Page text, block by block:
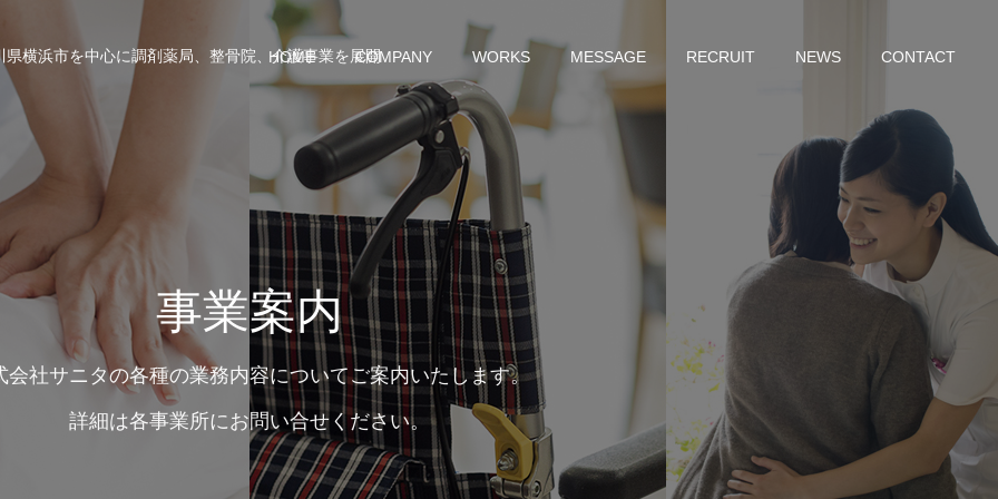
県横浜市を中心に調剤薬局、整骨院、介護事業を展開
HOME COMPANY WORKS MESSAGE RECRUIT NEWS CONTACT
事業案内
会社サニタの各種の業務内容についてご案内いたします。
詳細は各事業所にお問い合せください。